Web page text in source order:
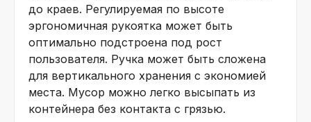
до краев. Регулируемая по высоте
эргономичная рукоятка может быть
оптимально подстроена под рост
пользователя. Ручка может быть сложена ​​
для вертикального хранения с экономией
места. Мусор можно легко высыпать из
контейнера без контакта с грязью.